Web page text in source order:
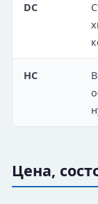
DC
HC
Цена,